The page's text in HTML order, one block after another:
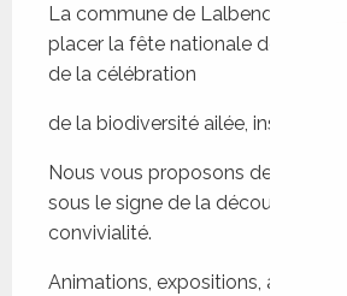
La commune de Lalbenque a fait
placer la fête nationale de la
de la célébration
de la biodiversité ailée, insectes
Nous vous proposons deux
sous le signe de la découverte et
convivialité.
Animations, expositions, ateliers...